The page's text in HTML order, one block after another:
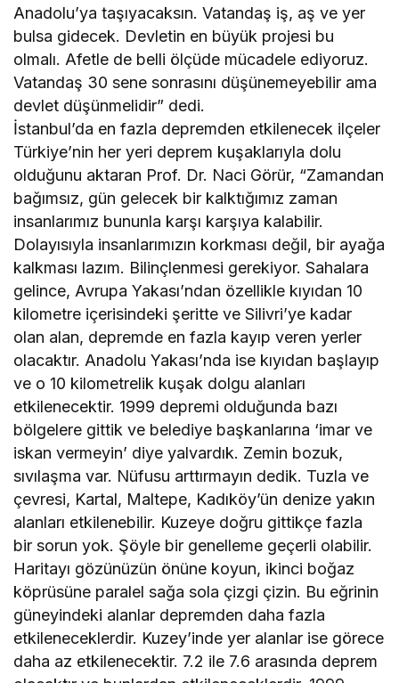
Anadolu’ya taşıyacaksın. Vatandaş iş, aş ve yer
bulsa gidecek. Devletin en büyük projesi bu
olmalı. Afetle de belli ölçüde mücadele ediyoruz.
Vatandaş 30 sene sonrasını düşünemeyebilir ama
devlet düşünmelidir” dedi.
İstanbul’da en fazla depremden etkilenecek ilçeler
Türkiye’nin her yeri deprem kuşaklarıyla dolu
olduğunu aktaran Prof. Dr. Naci Görür, “Zamandan
bağımsız, gün gelecek bir kalktığımız zaman
insanlarımız bununla karşı karşıya kalabilir.
Dolayısıyla insanlarımızın korkması değil, bir ayağa
kalkması lazım. Bilinçlenmesi gerekiyor. Sahalara
gelince, Avrupa Yakası’ndan özellikle kıyıdan 10
kilometre içerisindeki şeritte ve Silivri’ye kadar
olan alan, depremde en fazla kayıp veren yerler
olacaktır. Anadolu Yakası’nda ise kıyıdan başlayıp
ve o 10 kilometrelik kuşak dolgu alanları
etkilenecektir. 1999 depremi olduğunda bazı
bölgelere gittik ve belediye başkanlarına ‘imar ve
iskan vermeyin’ diye yalvardık. Zemin bozuk,
sıvılaşma var. Nüfusu arttırmayın dedik. Tuzla ve
çevresi, Kartal, Maltepe, Kadıköy’ün denize yakın
alanları etkilenebilir. Kuzeye doğru gittikçe fazla
bir sorun yok. Şöyle bir genelleme geçerli olabilir.
Haritayı gözünüzün önüne koyun, ikinci boğaz
köprüsüne paralel sağa sola çizgi çizin. Bu eğrinin
güneyindeki alanlar depremden daha fazla
etkileneceklerdir. Kuzey’inde yer alanlar ise görece
daha az etkilenecektir. 7.2 ile 7.6 arasında deprem